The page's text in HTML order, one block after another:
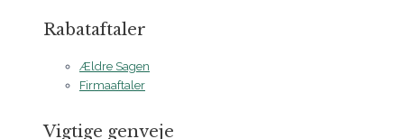
Rabataftaler
Ældre Sagen
Firmaaftaler
Vigtige genveje